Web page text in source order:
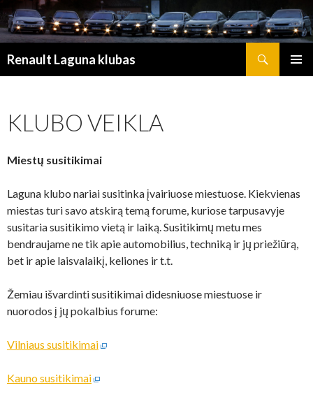
Renault Laguna klubas
KLUBO VEIKLA
Miestų susitikimai
Laguna klubo nariai susitinka įvairiuose miestuose. Kiekvienas
miestas turi savo atskirą temą forume, kuriose tarpusavyje
susitaria susitikimo vietą ir laiką. Susitikimų metu mes
bendraujame ne tik apie automobilius, techniką ir jų priežiūrą,
bet ir apie laisvalaikį, keliones ir t.t.
Žemiau išvardinti susitikimai didesniuose miestuose ir
nuorodos į jų pokalbius forume:
Vilniaus susitikimai
Kauno susitikimai